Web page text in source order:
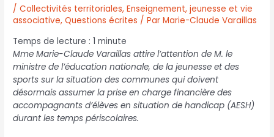
/Collectivités territoriales,Enseignement, jeunesse et vie
associative,Questions écrites / ParMarie-Claude Varaillas
Temps de lecture :1 minute
Mme Marie-Claude Varaillas attire l’attention de M. le
ministre de l’éducation nationale, de la jeunesse et des
sports sur la situation des communes qui doivent
désormais assumer la prise en charge financière des
accompagnants d’élèves en situation de handicap (AESH)
durant les temps périscolaires.